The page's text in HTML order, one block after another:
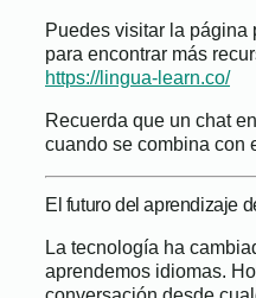
Puedes visitar la
para encontrar más
https://lingua-learn.co/
Recuerda que un chat
cuando se combina con
El futuro del aprendizaje
La tecnología ha
aprendemos idiomas.